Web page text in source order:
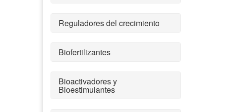
Reguladores del crecimiento
Biofertilizantes
Bioactivadores y
Bioestimulantes